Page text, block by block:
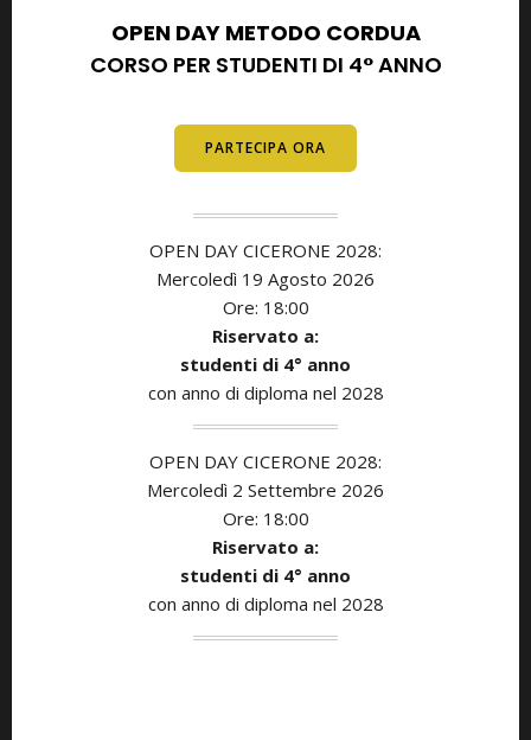
OPEN DAY METODO CORDUA
CORSO PER STUDENTI DI 4° ANNO
PARTECIPA ORA
OPEN DAY CICERONE 2028:
Mercoledì 19 Agosto 2026
Ore: 18:00
Riservato a:
studenti di 4° anno
con anno di diploma nel 2028
OPEN DAY CICERONE 2028:
Mercoledì 2 Settembre 2026
Ore: 18:00
Riservato a:
studenti di 4° anno
con anno di diploma nel 2028